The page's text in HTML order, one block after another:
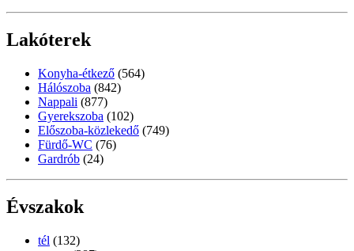
Lakóterek
Konyha-étkező (564)
Hálószoba (842)
Nappali (877)
Gyerekszoba (102)
Előszoba-közlekedő (749)
Fürdő-WC (76)
Gardrób (24)
Évszakok
tél (132)